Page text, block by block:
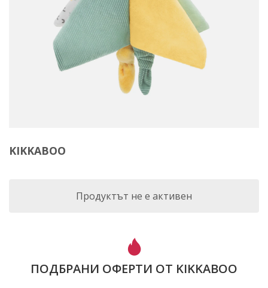
KIKKABOO
Продуктът не е активен
ПОДБРАНИ ОФЕРТИ ОТ KIKKABOO